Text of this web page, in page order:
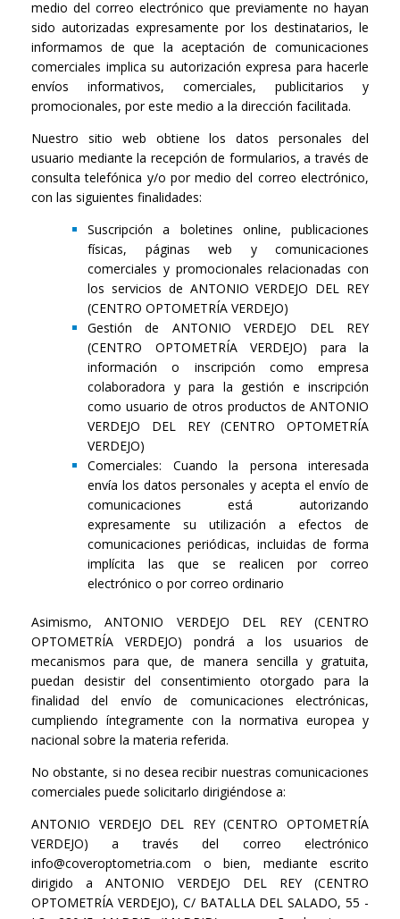
medio del correo electrónico que previamente no hayan
sido autorizadas expresamente por los destinatarios, le
informamos de que la aceptación de comunicaciones
comerciales implica su autorización expresa para hacerle
envíos informativos, comerciales, publicitarios y
promocionales, por este medio a la dirección facilitada.
Nuestro sitio web obtiene los datos personales del
usuario mediante la recepción de formularios, a través de
consulta telefónica y/o por medio del correo electrónico,
con las siguientes finalidades:
Suscripción a boletines online, publicaciones
físicas, páginas web y comunicaciones
comerciales y promocionales relacionadas con
los servicios de ANTONIO VERDEJO DEL REY
(CENTRO OPTOMETRÍA VERDEJO)
Gestión de ANTONIO VERDEJO DEL REY
(CENTRO OPTOMETRÍA VERDEJO) para la
información o inscripción como empresa
colaboradora y para la gestión e inscripción
como usuario de otros productos de ANTONIO
VERDEJO DEL REY (CENTRO OPTOMETRÍA
VERDEJO)
Comerciales: Cuando la persona interesada
envía los datos personales y acepta el envío de
comunicaciones está autorizando
expresamente su utilización a efectos de
comunicaciones periódicas, incluidas de forma
implícita las que se realicen por correo
electrónico o por correo ordinario
Asimismo, ANTONIO VERDEJO DEL REY (CENTRO
OPTOMETRÍA VERDEJO) pondrá a los usuarios de
mecanismos para que, de manera sencilla y gratuita,
puedan desistir del consentimiento otorgado para la
finalidad del envío de comunicaciones electrónicas,
cumpliendo íntegramente con la normativa europea y
nacional sobre la materia referida.
No obstante, si no desea recibir nuestras comunicaciones
comerciales puede solicitarlo dirigiéndose a:
ANTONIO VERDEJO DEL REY (CENTRO OPTOMETRÍA
VERDEJO) a través del correo electrónico
info@coveroptometria.com o bien, mediante escrito
dirigido a ANTONIO VERDEJO DEL REY (CENTRO
OPTOMETRÍA VERDEJO), C/ BATALLA DEL SALADO, 55 -